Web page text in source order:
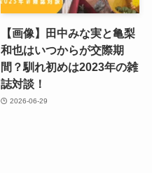
【画像】田中みな実と亀梨
和也はいつからが交際期
間？馴れ初めは2023年の雑
誌対談！
2026-06-29